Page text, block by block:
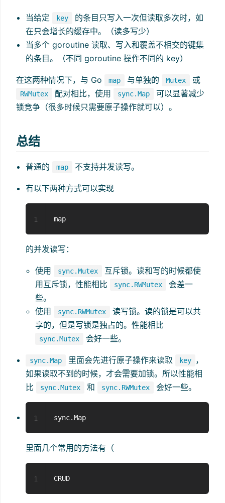
当给定 key
的条目只写入一次但读取多次时，如
在只会增长的缓存中。（读多写少）
当多个 goroutine 读取、写入和覆盖不相交的键集
的条目。（不同 goroutine 操作不同的 key）
在这两种情况下，与 Go map 与单独的 Mutex 或
RWMutex 配对相比，使用 sync.Map
可以显著减少
锁竞争（很多时候只需要原子操作就可以）。
总结
普通的 map 不支持并发读写。
有以下两种方式可以实现
1
的并发读写：
使用 sync.Mutex
互斥锁。读和写的时候都使
用互斥锁，性能相比
sync.RWMutex
会差一
些。
使用
sync.RWMutex
读写锁。读的锁是可以共
享的，但是写锁是独占的。性能相比
sync.Mutex 会好一些。
sync.Map 里面会先进行原子操作来读取 key
，
如果读取不到的时候，才会需要加锁。所以性能相
比
sync.Mutex 和 sync.RWMutex 会好一些。
1
里面几个常用的方法有（
1